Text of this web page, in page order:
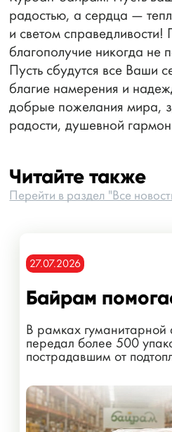
радостью, а сердца —
и светом справедливости!
благополучие никогда
Пусть сбудутся все Ваши
благие намерения и
добрые пожелания мира,
радости, душевной
Читайте также
Перейти в раздел "Все
27.07.2026
Байрам
В рамках
передал более 500
пострадавшим от